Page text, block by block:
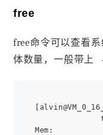
free
free命令可以查看
体数量，一般带上
total
Mem: